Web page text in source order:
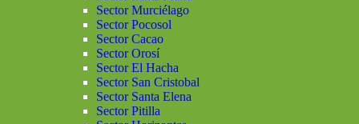
Sector Murciélago
Sector Pocosol
Sector Cacao
Sector Orosí
Sector El Hacha
Sector San Cristobal
Sector Santa Elena
Sector Pitilla